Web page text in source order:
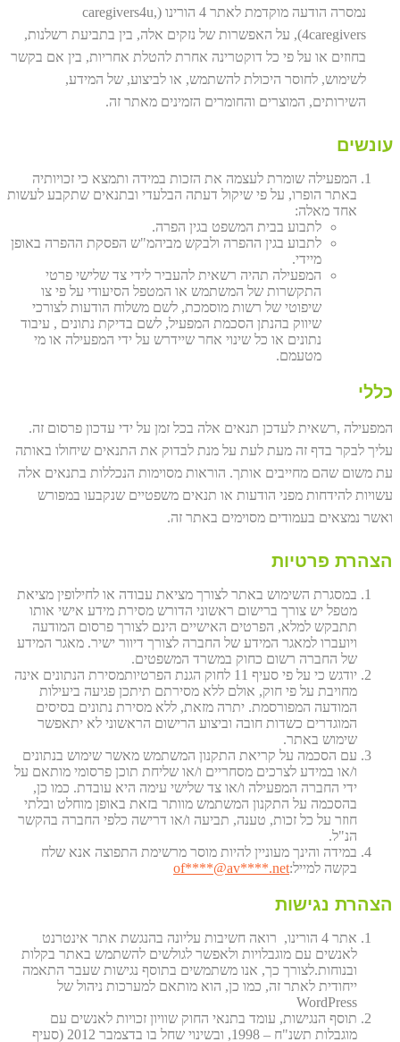
נמסרה הודעה מוקדמת לאתר 4 הורינו (caregivers4u,
4caregivers), על האפשרות של נזקים אלה, בין בתביעת רשלנות,
בחוזים או על פי כל דוקטרינה אחרת להטלת אחריות, בין אם בקשר
לשימוש, לחוסר היכולת להשתמש, או לביצוע, של המידע,
השירותים, המוצרים והחומרים הזמינים מאתר זה.
עונשים
המפעילה שומרת לעצמה את הזכות במידה ותמצא כי זכויותיה
באתר הופרו, על פי שיקול דעתה הבלעדי ובתנאים שתקבע לעשות
אחד מאלה:
לתבוע בבית המשפט בגין הפרה.
לתבוע בגין ההפרה ולבקש מביהמ"ש הפסקת ההפרה באופן
מיידי.
המפעילה תהיה רשאית להעביר לידי צד שלישי פרטי
התקשרות של המשתמש או המטפל הסיעודי על פי צו
שיפוטי של רשות מוסמכת, לשם משלוח הודעות לצורכי
שיווק בהנתן הסכמת המפעיל, לשם בדיקת נתונים , עיבוד
נתונים או כל שינוי אחר שיידרש על ידי המפעילה או מי
מטעמם.
כללי
המפעילה ,רשאית לעדכן תנאים אלה בכל זמן על ידי עדכון פרסום זה.
עליך לבקר בדף זה מעת לעת על מנת לבדוק את התנאים שיחולו באותה
עת משום שהם מחייבים אותך. הוראות מסוימות הנכללות בתנאים אלה
עשויות להידחות מפני הודעות או תנאים משפטיים שנקבעו במפורש
ואשר נמצאים בעמודים מסוימים באתר זה.
הצהרת פרטיות
במסגרת השימוש באתר לצורך מציאת עבודה או לחילופין מציאת
מטפל יש צורך ברישום ראשוני הדורש מסירת מידע אישי אותו
תתבקש למלא, הפרטים האישיים הינם לצורך פרסום המודעה
ויועברו למאגר המידע של החברה לצורך דיוור ישיר. מאגר המידע
של החברה רשום כחוק במשרד המשפטים.
יודגש כי על פי סעיף 11 לחוק הגנת הפרטיותמסירת הנתונים אינה
מחויבת על פי חוק, אולם ללא מסירתם תיתכן פגיעה ביעילות
המודעה המפורסמת. יתרה מזאת, ללא מסירת נתונים בסיסים
המוגדרים כשדות חובה וביצוע הרישום הראשוני לא יתאפשר
שימוש באתר.
עם הסכמה על קריאת התקנון המשתמש מאשר שימוש בנתונים
ו/או במידע לצרכים מסחריים ו/או שליחת תוכן פרסומי מותאם על
ידי החברה המפעילה ו/או צד שלישי עימה היא עובדת. כמו כן,
בהסכמה על התקנון המשתמש מוותר בזאת באופן מוחלט ובלתי
חוזר על כל זכות, טענה, תביעה ו/או דרישה כלפי החברה בהקשר
הנ"ל.
במידה והינך מעוניין להיות מוסר מרשימת התפוצה אנא שלח
בקשה למייל:
of****@av****.net
הצהרת נגישות
אתר 4 הורינו, רואה חשיבות עליונה בהנגשת אתר אינטרנט
לאנשים עם מוגבלויות ולאפשר לגולשים להשתמש באתר בקלות
ובנוחות.לצורך כך, אנו משתמשים בתוסף נגישות שעבר התאמה
ייחודית לאתר זה, כמו כן, הוא מותאם למערכות ניהול של
WordPress
תוסף הנגישות, עומד בתנאי החוק שוויון זכויות לאנשים עם
מוגבלות תשנ"ח – 1998, ובשינוי שחל בו בדצמבר 2012 (סעיף